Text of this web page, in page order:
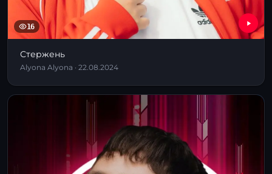
16
Стержень
Alyona Alyona · 22.08.2024